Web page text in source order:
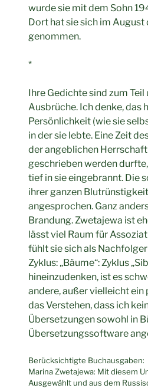
wurde sie mit dem Sohn
Dort hat sie sich im August
genommen.
*
Ihre Gedichte sind zum
Ausbrüche. Ich denke, das
Persönlichkeit (wie sie
in der sie lebte. Eine Zeit
der angeblichen
geschrieben werden
tief in sie eingebrannt. Die
ihrer ganzen
angesprochen. Ganz
Brandung. Zwetajewa ist
lässt viel Raum für
fühlt sie sich als
Zyklus: „Bäume“: Zyklus
hineinzudenken, ist es
andere, außer vielleicht
das Verstehen, dass ich
Übersetzungen sowohl in
Übersetzungssoftware
Berücksichtigte Buchausgaben:
Marina Zwetajewa: Mit diesem
Ausgewählt und aus dem